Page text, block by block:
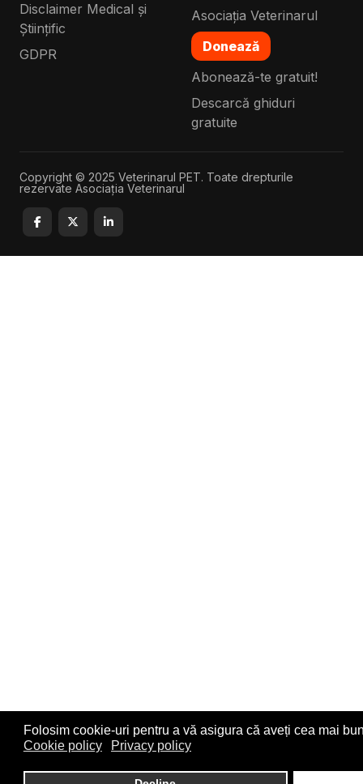
Folosim cookie-uri pentru a vă asigura că aveți cea mai
Cookie policy
Privacy policy
Disclaimer Medical și
Științific
GDPR
Asociația Veterinarul
Donează
Abonează-te gratuit!
Descarcă ghiduri
gratuite
Copyright © 2025 Veterinarul PET. Toate drepturile
rezervate Asociația Veterinarul